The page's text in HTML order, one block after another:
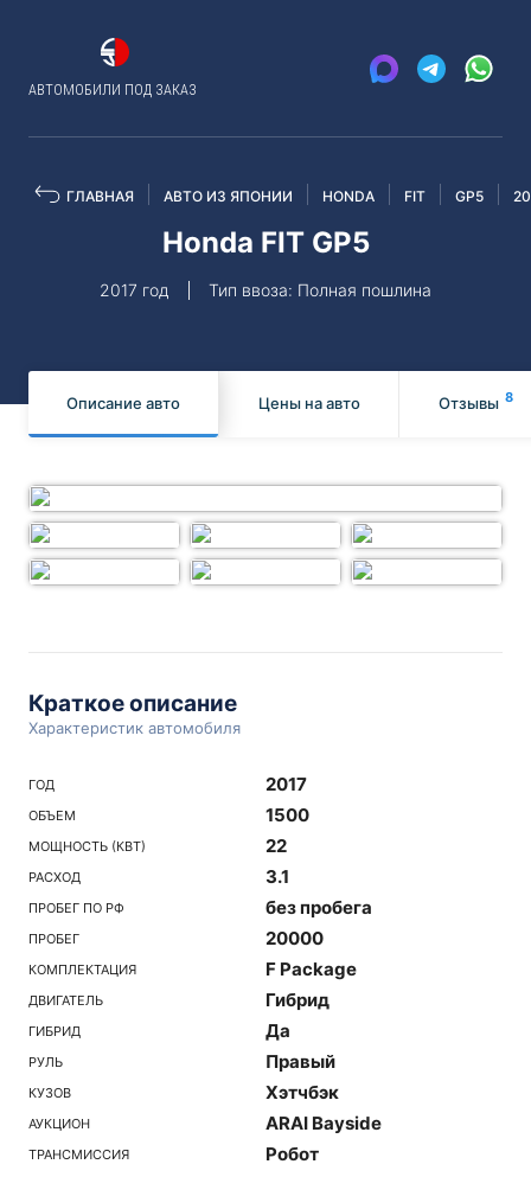
АВТОМОБИЛИ ПОД ЗАКАЗ
ГЛАВНАЯ АВТО ИЗ ЯПОНИИ HONDA FIT GP5
Honda FIT GP5
2017 год Тип ввоза: Полная пошлина
Описание авто Цены на авто Отзывы 8
Краткое описание
Характеристик автомобиля
ГОД 2017
ОБЪЕМ 1500
МОЩНОСТЬ (КВТ) 22
РАСХОД 3.1
ПРОБЕГ ПО РФ без пробега
ПРОБЕГ 20000
КОМПЛЕКТАЦИЯ F Package
ДВИГАТЕЛЬ Гибрид
ГИБРИД Да
РУЛЬ Правый
КУЗОВ Хэтчбэк
АУКЦИОН ARAI Bayside
ТРАНСМИССИЯ Робот